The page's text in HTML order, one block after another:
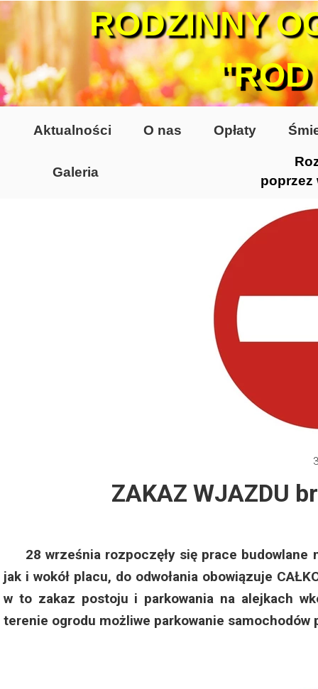
poprzez
Galeria
Dzień Działkowca 2005
Dzień Działkowca 2006
Dzień Działkowca 2012
Dzień Działkowca 2014
Dzień Działkowca 2019
Dzień Działkowca 2022
Aktualności O nas Opłaty
RODZINNY
ZAKAZ WJAZDU
28 września rozpoczęły się prace budowlane
jak i wokół placu, do odwołania obowiązuje
w to zakaz postoju i parkowania na alejkach
terenie ogrodu możliwe parkowanie samochodów